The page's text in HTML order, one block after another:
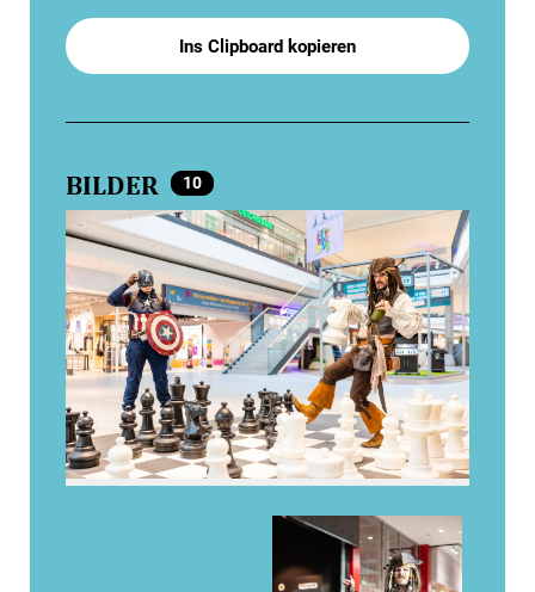
Ins Clipboard kopieren
BILDER 10